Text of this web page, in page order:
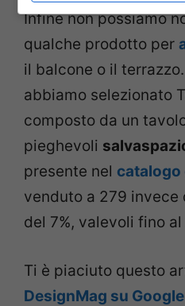
Infine non possiamo
qualche prodotto per
il balcone o il
abbiamo selezionato
composto da un
pieghevoli
presente nel catalogo
venduto a 279 invece
del 7%, valevoli fino
Ti è piaciuto questo
DesignMag su